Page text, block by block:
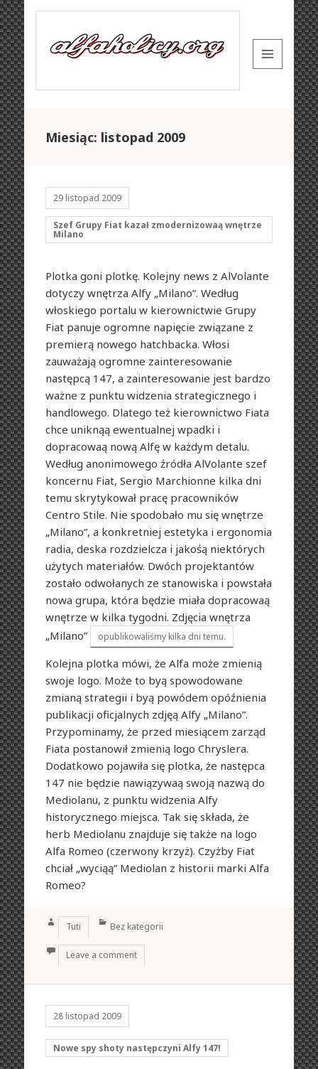
WIDGETS
Miesiąc: listopad 2009
29 listopad 2009
Szef Grupy Fiat kazał zmodernizowaą wnętrze
Milano
Plotka goni plotkę. Kolejny news z AlVolante
dotyczy wnętrza Alfy „Milano”. Według
włoskiego portalu w kierownictwie Grupy
Fiat panuje ogromne napięcie związane z
premierą nowego hatchbacka. Włosi
zauważają ogromne zainteresowanie
następcą 147, a zainteresowanie jest bardzo
ważne z punktu widzenia strategicznego i
handlowego. Dlatego też kierownictwo Fiata
chce uniknąą ewentualnej wpadki i
dopracowaą nową Alfę w każdym detalu.
Według anonimowego źródła AlVolante szef
koncernu Fiat, Sergio Marchionne kilka dni
temu skrytykował pracę pracowników
Centro Stile. Nie spodobało mu się wnętrze
„Milano”, a konkretniej estetyka i ergonomia
radia, deska rozdzielcza i jakośą niektórych
użytych materiałów. Dwóch projektantów
zostało odwołanych ze stanowiska i powstała
nowa grupa, która będzie miała dopracowaą
wnętrze w kilka tygodni. Zdjęcia wnętrza
„Milano”
opublikowaliśmy kilka dni temu.
Kolejna plotka mówi, że Alfa może zmienią
swoje logo. Może to byą spowodowane
zmianą strategii i byą powódem opóźnienia
publikacji oficjalnych zdjęą Alfy „Milano”.
Przypominamy, że przed miesiącem zarząd
Fiata postanowił zmienią logo Chryslera.
Dodatkowo pojawiła się plotka, że następca
147 nie będzie nawiązywaą swoją nazwą do
Mediolanu, z punktu widzenia Alfy
historycznego miejsca. Tak się składa, że
herb Mediolanu znajduje się także na logo
Alfa Romeo (czerwony krzyż). Czyżby Fiat
chciał „wyciąą” Mediolan z historii marki Alfa
Romeo?
Author
Tuti Categories
Bez kategorii
Leave a comment
28 listopad 2009
Nowe spy shoty następczyni Alfy 147!